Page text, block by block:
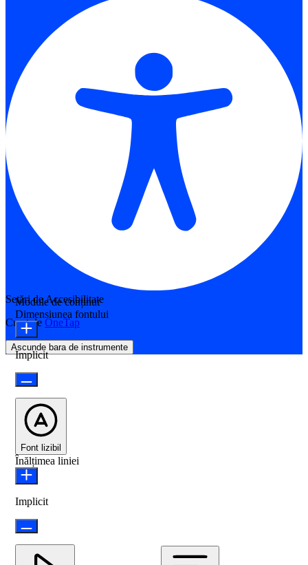
Setări de Accesibilitate
Creat de OneTap
Ascunde bara de instrumente
Module de conținut
Dimensiunea fontului
Implicit
Font lizibil
Înălțimea liniei
Implicit